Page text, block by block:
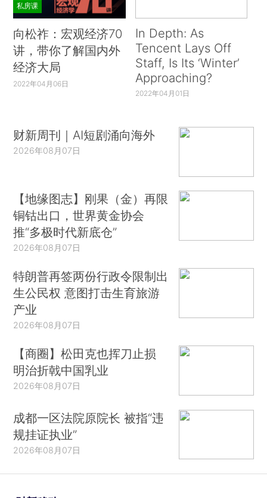
私房课
向松祚：宏观经济70
讲，带你了解国内外
经济大局
2022年04月06日
In Depth: As
Tencent Lays Off
Staff, Is Its ‘Winter’
Approaching?
2022年04月01日
财新周刊｜AI短剧涌向海外
2026年08月07日
【地缘图志】刚果（金）再限
铜钴出口，世界黄金协会
推“多极时代新底仓”
2026年08月07日
特朗普再签两份行政令限制出
生公民权 意图打击生育旅游
产业
2026年08月07日
【商圈】松田克也挥刀止损
明治折戟中国乳业
2026年08月07日
成都一区法院原院长 被指“违
规挂证执业”
2026年08月07日